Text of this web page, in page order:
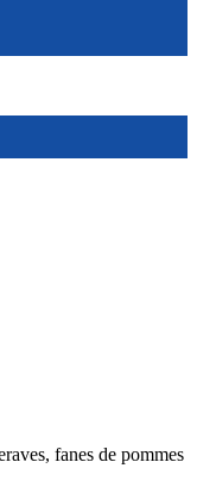
fanes de pommes